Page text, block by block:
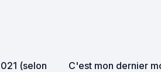
(selon
C'est mon dernier